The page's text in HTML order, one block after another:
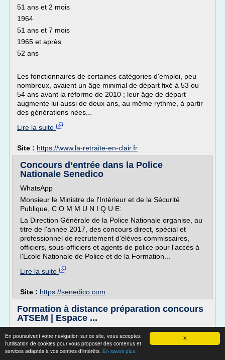
X
En poursuivant votre navigation sur ce site, vous acceptez
l'utilisation de cookies pour vous proposer des contenus et
services adaptés à vos centres d'intérêts. En savoir plus
51 ans et 2 mois
1964
51 ans et 7 mois
1965 et après
52 ans
Les fonctionnaires de certaines catégories d'emploi, peu
nombreux, avaient un âge minimal de départ fixé à 53 ou
54 ans avant la réforme de 2010 ; leur âge de départ
augmente lui aussi de deux ans, au même rythme, à partir
des générations nées...
Lire la suite
Site : https://www.la-retraite-en-clair.fr
Concours d’entrée dans la Police
Nationale Senedico
WhatsApp
Monsieur le Ministre de l'Intérieur et de la Sécurité
Publique, C O M M U N I Q U E:
La Direction Générale de la Police Nationale organise, au
titre de l'année 2017, des concours direct, spécial et
professionnel de recrutement d'élèves commissaires,
officiers, sous-officiers et agents de police pour l'accès à
l'Ecole Nationale de Police et de la Formation...
Lire la suite
Site : https://senedico.com
Formation à distance préparation concours
ATSEM | Espace ...
La spécificité d'Espace Concours est de coupler les
documents papiers, envoyés par la poste à votre domicile,